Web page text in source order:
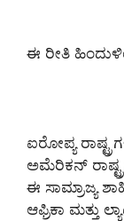
ಈ ರೀತಿ
ಐರೋಪ್ಯ
ಅಮೆರಿಕನ್
ಈ ಸಾಮ್ರಾಜ್ಯ
ಆಫ್ರಿಕಾ ಮತ್ತು